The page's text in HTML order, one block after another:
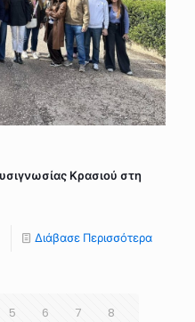
Κρασιού στη
Διάβασε Περισσότερα
5 6 7
8